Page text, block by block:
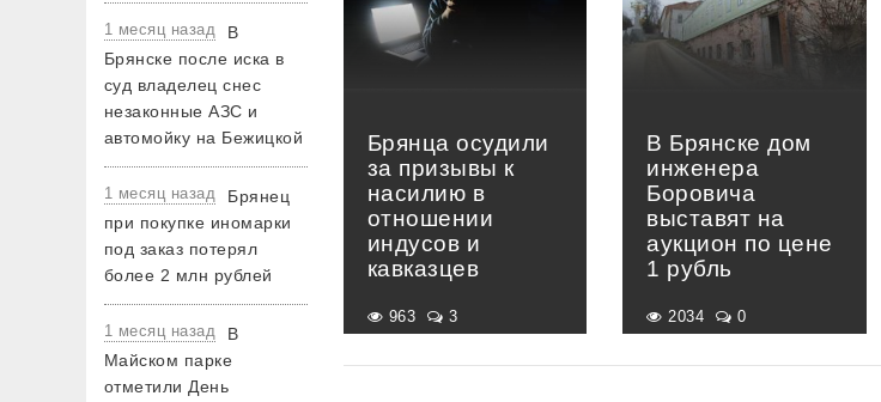
1 месяц назад
В
Брянске после иска в
суд владелец снес
незаконные АЗС и
автомойку на Бежицкой
1 месяц назад
Брянец
при покупке иномарки
под заказ потерял
более 2 млн рублей
1 месяц назад
В
Майском парке
отметили День
Брянца осудили
за призывы к
насилию в
отношении
индусов и
кавказцев
963 3
В Брянске дом
инженера
Боровича
выставят на
аукцион по цене
1 рубль
2034 0